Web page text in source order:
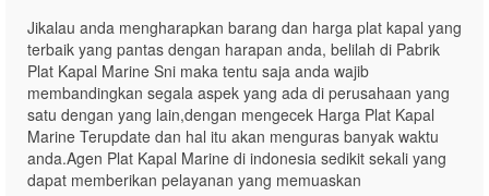
Jikalau anda mengharapkan barang dan harga plat kapal yang
terbaik yang pantas dengan harapan anda, belilah di Pabrik
Plat Kapal Marine Sni maka tentu saja anda wajib
membandingkan segala aspek yang ada di perusahaan yang
satu dengan yang lain,dengan mengecek Harga Plat Kapal
Marine Terupdate dan hal itu akan menguras banyak waktu
anda.Agen Plat Kapal Marine di indonesia sedikit sekali yang
dapat memberikan pelayanan yang memuaskan